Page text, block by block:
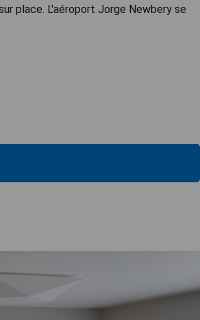
place. L'aéroport Jorge Newbery se